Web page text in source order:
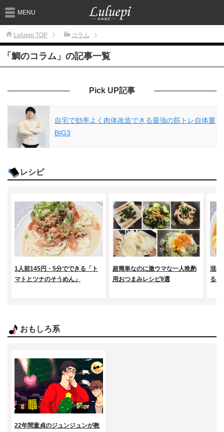
MENU
Luluepi TOP コラム
「鯛のコラム」の記事一覧
Pick UP記事
自宅で効率よく肉体改造できる最強の筋トレ自体重
BIG3
レシピ
1人前145円・5分でできる「ト
マトとツナのそうめん」
超簡単なのに激ウマな一人晩酌
用おつまみレシピ9選
混ぜ
る美
おもしろ系
22年間童貞のジュンジュンが教